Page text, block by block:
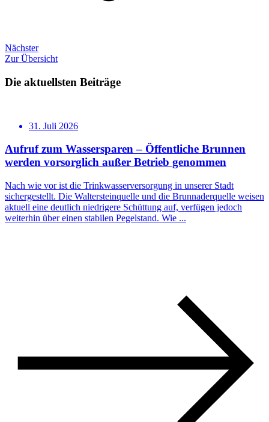
Nächster
Zur Übersicht
Die aktuellsten Beiträge
31. Juli 2026
Aufruf zum Wassersparen – Öffentliche Brunnen
werden vorsorglich außer Betrieb genommen
Nach wie vor ist die Trinkwasserversorgung in unserer Stadt
sichergestellt. Die Waltersteinquelle und die Brunnaderquelle weisen
aktuell eine deutlich niedrigere Schüttung auf, verfügen jedoch
weiterhin über einen stabilen Pegelstand. Wie ...